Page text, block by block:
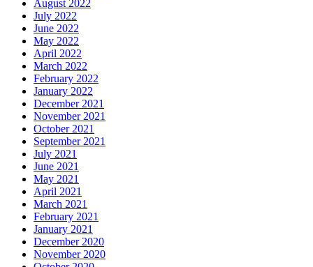
August 2022
July 2022
June 2022
May 2022
April 2022
March 2022
February 2022
January 2022
December 2021
November 2021
October 2021
September 2021
July 2021
June 2021
May 2021
April 2021
March 2021
February 2021
January 2021
December 2020
November 2020